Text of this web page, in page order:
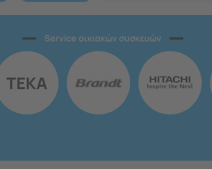
Service οικιακών συσκευών